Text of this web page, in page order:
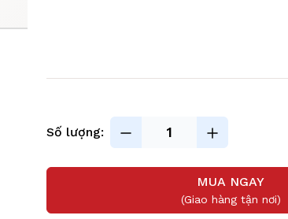
Số lượng:
MUA NGAY
(Giao hàng tận nơi)